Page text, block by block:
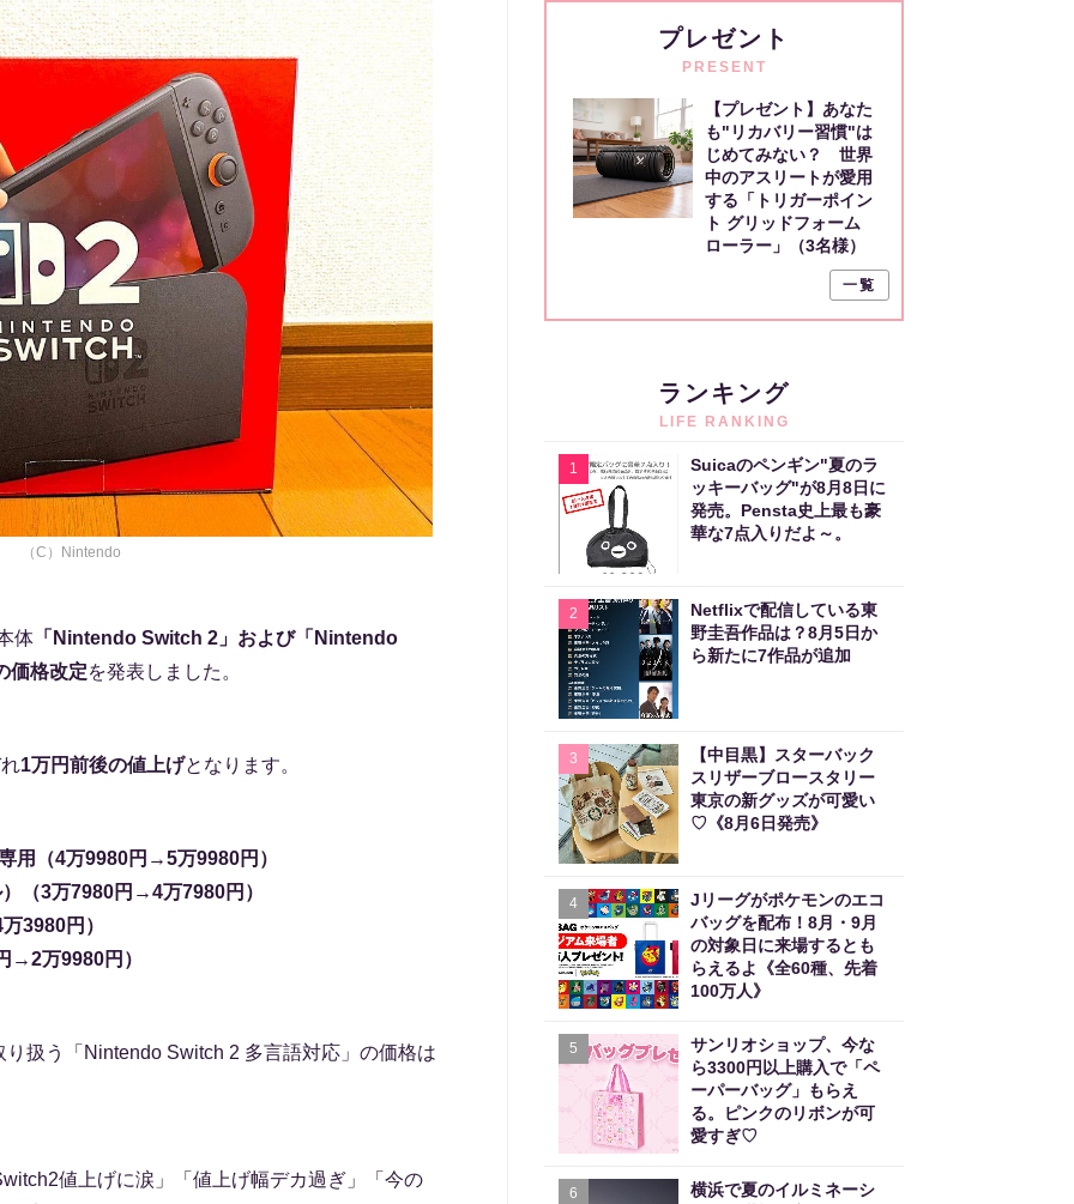
（C）Nintendo
体 「Nintendo Switch 2」および「Nintendo
価格改定を発表しました。
1万円前後の値上げとなります。
用（4万9980円→5万9980円）
（3万7980円→4万7980円）
3980円）
→2万9980円）
扱う「Nintendo Switch 2 多言語対応」の価格は
値上げに涙」「値上げ幅デカ過ぎ」「今の
プレゼント
PRESENT
【プレゼント】あなた
も"リカバリー習慣"は
じめてみない？ 世界
中のアスリートが愛用
する「トリガーポイン
ト グリッドフォーム
ローラー」（3名様）
一覧
ランキング
LIFE RANKING
1
Suicaのペンギン"夏のラ
ッキーバッグ"が8月8日に
発売。Pensta史上最も豪
華な7点入りだよ～。
2
Netflixで配信している東
野圭吾作品は？8月5日か
ら新たに7作品が追加
3
【中目黒】スターバック
スリザーブロースタリー
東京の新グッズが可愛い
♡《8月6日発売》
4
Jリーグがポケモンのエコ
バッグを配布！8月・9月
の対象日に来場するとも
らえるよ《全60種、先着
100万人》
5
サンリオショップ、今な
ら3300円以上購入で「ペ
ーパーバッグ」もらえ
る。ピンクのリボンが可
愛すぎ♡
6
横浜で夏のイルミネーシ